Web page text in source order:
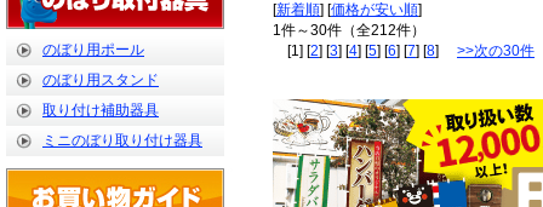
のぼり用ポール
のぼり用スタンド
取り付け補助器具
ミニのぼり取り付け器具
[新着順] [価格が安い順]
1件～30件（全212件）
[1] [2] [3] [4] [5] [6] [7] [8] >>次の30件